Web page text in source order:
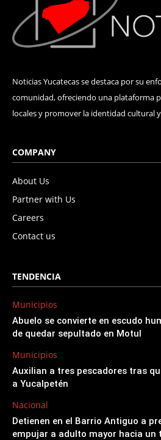
Noticias Yucatecas se destaca por su
comunidad, ofreciendo una plataforma
locales y promover la identidad cultural
COMPANY
About Us
Partner with Us
Careers
Contact us
TENDENCIA
Municipios
Abuelo se convierte en escudo
de quedar sepultado en Motul
Municipios
Auxilian a tres pescadores tras
a Yucalpetén
Nacional
Detienen en el Barrio Antiguo a
empujar a adulto mayor hacia un